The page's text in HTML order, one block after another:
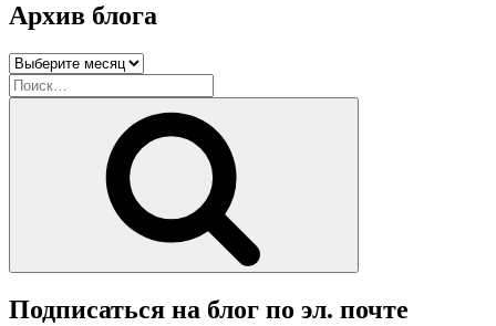
Архив блога
Архив
блога
Искать:
Подписаться на блог по эл. почте